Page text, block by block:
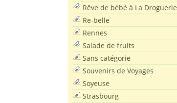
Rêve de bébé à La Droguerie
Re-belle
Rennes
Salade de fruits
Sans catégorie
Souvenirs de Voyages
Soyeuse
Strasbourg